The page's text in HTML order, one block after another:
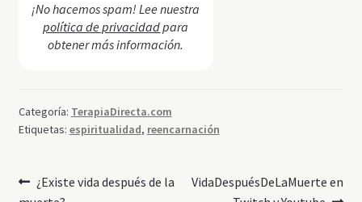
¡No hacemos spam! Lee nuestra
política de privacidadpara
obtener más información.
Categoría: TerapiaDirecta.com
Etiquetas: espiritualidad, reencarnación
Navegación
Anterior:
¿Existe vida después de la
Siguiente:
VidaDespuésDeLaMuerte en